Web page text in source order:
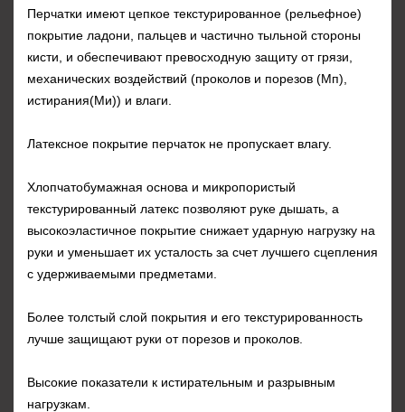
Перчатки имеют цепкое текстурированное (рельефное)
покрытие ладони, пальцев и частично тыльной стороны
кисти, и обеспечивают превосходную защиту от грязи,
механических воздействий (проколов и порезов (Мп),
истирания(Ми)) и влаги.
Латексное покрытие перчаток не пропускает влагу.
Хлопчатобумажная основа и микропористый
текстурированный латекс позволяют руке дышать, а
высокоэластичное покрытие снижает ударную нагрузку на
руки и уменьшает их усталость за счет лучшего сцепления
с удерживаемыми предметами.
Более толстый слой покрытия и его текстурированность
лучше защищают руки от порезов и проколов.
Высокие показатели к истирательным и разрывным
нагрузкам.